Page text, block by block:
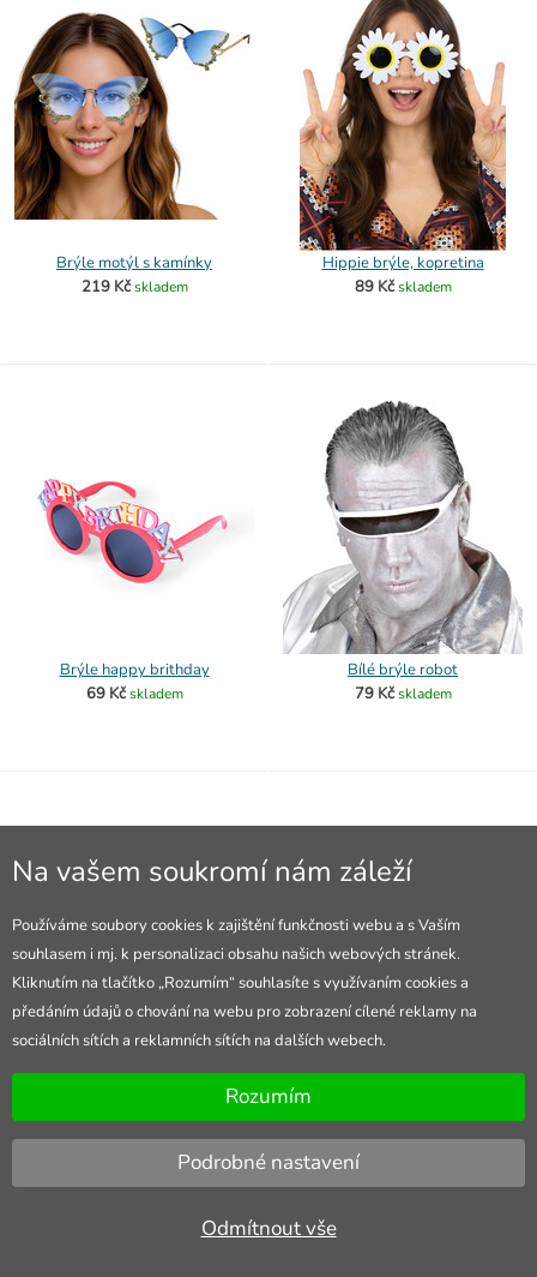
Brýle motýl s kamínky
219 Kč skladem
Hippie brýle, kopretina
89 Kč skladem
Brýle happy brithday
69 Kč skladem
Bílé brýle robot
79 Kč skladem
Brýle upír
Brýle s nosem
čarodějnice/Halloween pro dospělé
69 Kč(17.8.)
Na vašem soukromí nám záleží
Používáme soubory cookies k zajištění funkčnosti webu a s Vaším
souhlasem i mj. k personalizaci obsahu našich webových stránek.
Kliknutím na tlačítko „Rozumím“ souhlasíte s využívaním cookies a
předáním údajů o chování na webu pro zobrazení cílené reklamy na
sociálních sítích a reklamních sítích na dalších webech.
Rozumím
Podrobné nastavení
Odmítnout vše